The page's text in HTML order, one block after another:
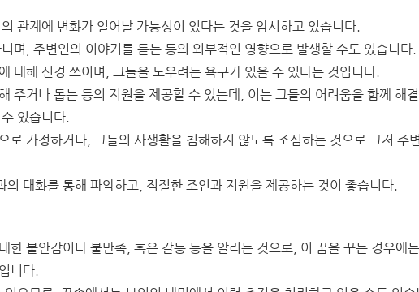
관계에 변화가 일어날 가능성이 있다는 것을 암시하고 있습니다.
며, 주변인의 이야기를 듣는 등의 외부적인 영향으로 발생할 수도 있습니다.
대해 신경 쓰이며, 그들을 도우려는 욕구가 있을 수 있다는 것입니다.
주거나 돕는 등의 지원을 제공할 수 있는데, 이는 그들의 어려움을 함께 해
있습니다.
로 가정하거나, 그들의 사생활을 침해하지 않도록 조심하는 것으로 그저 주
의 대화를 통해 파악하고, 적절한 조언과 지원을 제공하는 것이 좋습니다.
한 불안감이나 불만족, 혹은 갈등 등을 알리는 것으로, 이 꿈을 꾸는 경우에
니다.